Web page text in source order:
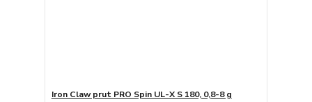
Iron Claw prut PRO Spin UL-X S 180, 0,8-8 g